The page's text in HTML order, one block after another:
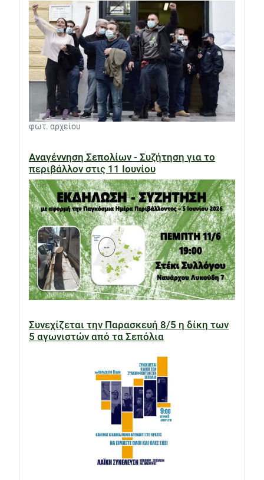
φωτ. αρχείου
Αναγέννηση Σεπολίων - Συζήτηση για το
περιβάλλον στις 11 Ιουνίου
Συνεχίζεται την Παρασκευή 8/5 η δίκη των
5 αγωνιστών από τα Σεπόλια